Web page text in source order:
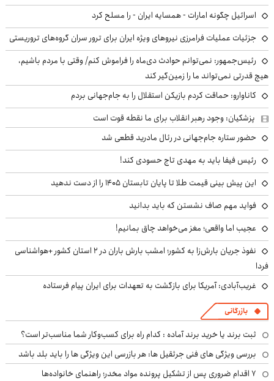
اسرائیل چگونه امارات - همسایه ایران - را مسلح کرد
جزئیات عملیات فرامرزی نیروهای ویژه ایران برای ترور سران گروه‌های تروریستی
رئیس‌جمهور: نمی‌توانم حوادث دی‌ماه را فراموش کنم/ وقتی با مردم باشیم،
هیچ قدرتی نمی‌تواند ما را زمین‌گیر کند
کاناوارو: حماقت کردم بازیکن استقلال را به جام‌جهانی بردم
پزشکیان: وجود رهبر انقلاب برای ما نقطه قوت است
حضور ستاره جام‌جهانی در رئال مادرید قطعی شد
رئیس فیفا باید به مهدی تاج حسودی کند!
این پیش بینی قیمت طلا تا پایان تابستان ۱۴۰۵ را از دست ندهید
فواید مهم صاف نشستن که باید بدانید
عجیب اما واقعی؛ مغز می‌خواهد چاق بمانیم!
نفوذ جریان بارش‌زا به کشور؛ امشب بارش باران در ۲ استان کشور +هواشناسی
فردا
غریب‌آبادی: آمریکا برای بازگشت به تعهدات برای ایران پیام فرستاده
بازرگانی
ثبت برند یا خرید برند آماده : کدام راه برای کسب‌وکار شما مناسب‌تر است؟
بررسی ویژگی های فنی جرثقیل ها: هر بازرسی این ویژگی ها را باید بلد باشد
۷ اقدام ضروری پس از تشکیل پرونده مواد مخدر؛ راهنمای خانواده‌ها